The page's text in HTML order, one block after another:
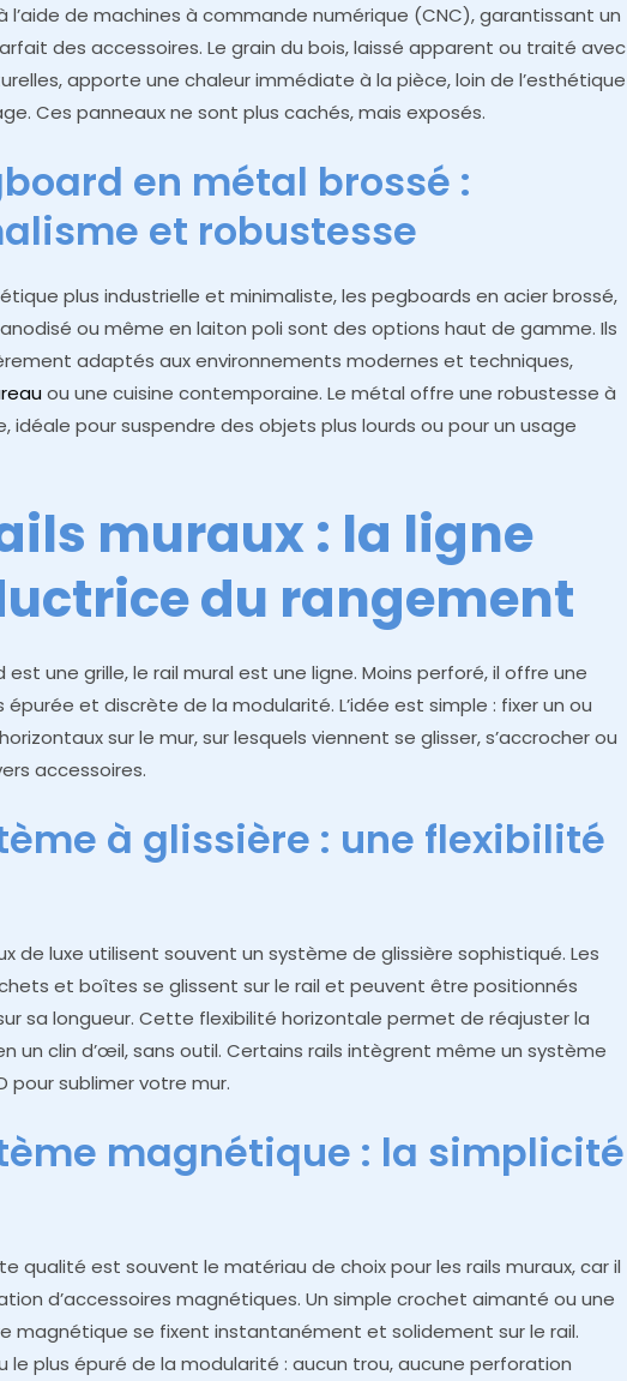
l’aide de machines à commande numérique (CNC), garantissant un
des accessoires. Le grain du bois, laissé apparent ou traité avec
apporte une chaleur immédiate à la pièce, loin de l’esthétique
Ces panneaux ne sont plus cachés, mais exposés.
en métal brossé :
et robustesse
plus industrielle et minimaliste, les pegboards en acier brossé,
ou même en laiton poli sont des options haut de gamme. Ils
adaptés aux environnements modernes et techniques,
ou une cuisine contemporaine. Le métal offre une robustesse à
idéale pour suspendre des objets plus lourds ou pour un usage
muraux : la ligne
du rangement
est une grille, le rail mural est une ligne. Moins perforé, il offre une
épurée et discrète de la modularité. L’idée est simple : fixer un ou
sur le mur, sur lesquels viennent se glisser, s’accrocher ou
accessoires.
à glissière : une flexibilité
de luxe utilisent souvent un système de glissière sophistiqué. Les
et boîtes se glissent sur le rail et peuvent être positionnés
sa longueur. Cette flexibilité horizontale permet de réajuster la
un clin d’œil, sans outil. Certains rails intègrent même un système
pour sublimer votre mur.
magnétique : la simplicité
qualité est souvent le matériau de choix pour les rails muraux, car il
d’accessoires magnétiques. Un simple crochet aimanté ou une
magnétique se fixent instantanément et solidement sur le rail.
le plus épuré de la modularité : aucun trou, aucune perforation